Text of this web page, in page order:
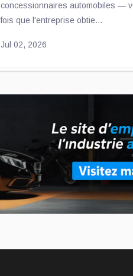
concessionnaires automobiles —
fois que l'entreprise obtie...
Jul 02, 2026
un organisme essentiel qu'elle
d'hébergement...
Jui 09, 2026
Inscriptions ouvertes pour
importants rendez-vous ...